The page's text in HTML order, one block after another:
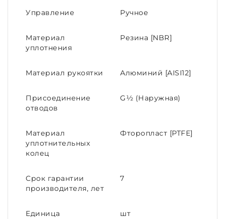
Управление Ручное
Материал
уплотнения
Резина [NBR]
Материал рукоятки Алюминий [AISI12]
Присоединение
отводов
G½ (Наружная)
Материал
уплотнительных
колец
Фторопласт [PTFE]
Срок гарантии
производителя, лет
7
Единица
шт